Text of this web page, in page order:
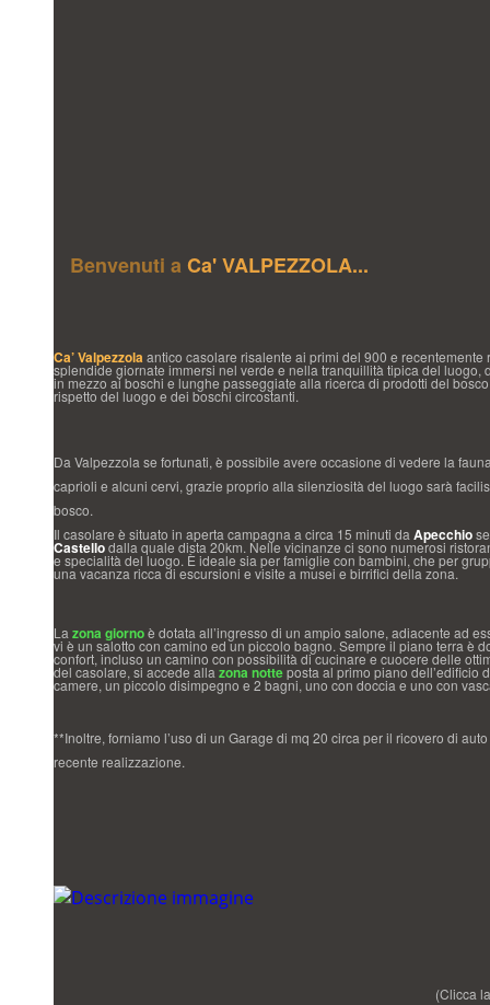
Benvenuti aCa' VALPEZZOLA...
Ca’ Valpezzolaantico casolare risalente ai primi del 900 e
splendide giornate immersi nel verde e nella tranquillità tipica del luogo,
in mezzo ai boschi e lunghe passeggiate alla ricerca di prodotti del
rispetto del luogo e dei boschi circostanti.
Da Valpezzola se fortunati, è possibile avere occasione di vedere la
caprioli e alcuni cervi, grazie proprio alla silenziosità del luogo sarà
bosco.
Il casolare è situato in aperta campagna a circa 15 minuti da Apecchio
Castellodalla quale dista 20km. Nelle vicinanze ci sono numerosi
e specialità del luogo. È ideale sia per famiglie con bambini, che per
una vacanza ricca di escursioni e visite a musei e birrifici della zona.
La zona giornoè dotata all’ingresso di un ampio salone, adiacente ad
vi è un salotto con camino ed un piccolo bagno. Sempre il piano terra è
confort, incluso un camino con possibilità di cucinare e cuocere delle
del casolare, si accede alla zona notteposta al primo piano dell’edificio
camere, un piccolo disimpegno e 2 bagni, uno con doccia e uno con
**Inoltre, forniamo l’uso di un Garage di mq 20 circa per il ricovero di
recente realizzazione.
(Clicca